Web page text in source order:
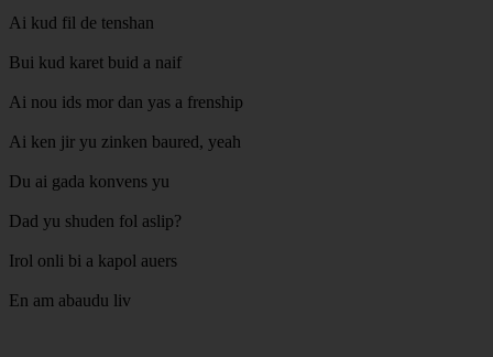
Ai kud fil de tenshan
Bui kud karet buid a naif
Ai nou ids mor dan yas a frenship
Ai ken jir yu zinken baured, yeah
Du ai gada konvens yu
Dad yu shuden fol aslip?
Irol onli bi a kapol auers
En am abaudu liv